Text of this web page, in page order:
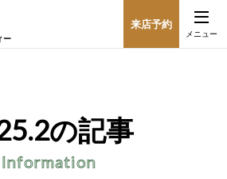
ー
来店予約
メニュー
の記事
Information